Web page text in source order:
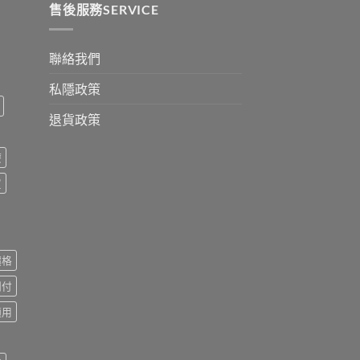
售後服務SERVICE
聯絡我們
私隱政策
退貨政策